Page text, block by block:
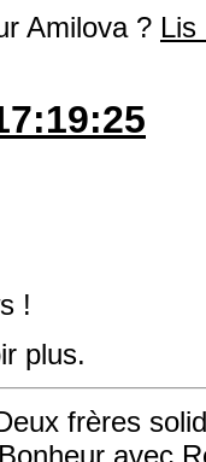
Amilova ? Lis
!
plus.
frères
avec